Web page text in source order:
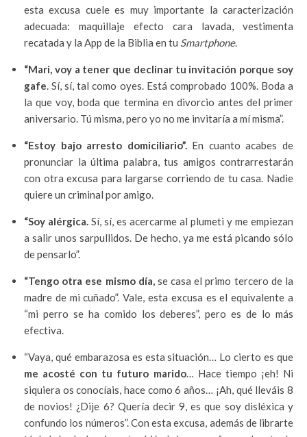
esta excusa cuele es muy importante la caracterización
adecuada: maquillaje efecto cara lavada, vestimenta
recatada y la App de la Biblia en tu Smartphone.
“Mari, voy a tener que declinar tu invitación porque soy
gafe. Sí, sí, tal como oyes. Está comprobado 100%. Boda a
la que voy, boda que termina en divorcio antes del primer
aniversario. Tú misma, pero yo no me invitaría a mí misma”.
“Estoy bajo arresto domiciliario”.En cuanto acabes de
pronunciar la última palabra, tus amigos contrarrestarán
con otra excusa para largarse corriendo de tu casa. Nadie
quiere un criminal por amigo.
“Soy alérgica. Sí, sí, es acercarme al plumeti y me empiezan
a salir unos sarpullidos. De hecho, ya me está picando sólo
de pensarlo”.
“Tengo otra ese mismo día,se casa el primo tercero de la
madre de mi cuñado”. Vale, esta excusa es el equivalente a
“mi perro se ha comido los deberes”, pero es de lo más
efectiva.
“Vaya, qué embarazosa es esta situación… Lo cierto es que
me acosté con tu futuro marido… Hace tiempo ¡eh! Ni
siquiera os conocíais, hace como 6 años… ¡Ah, qué lleváis 8
de novios! ¿Dije 6? Quería decir 9, es que soy disléxica y
confundo los números”. Con esta excusa, además de librarte